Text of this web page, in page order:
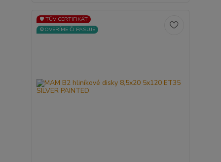
🛡️ TÜV CERTIFIKÁT
⚙️OVERÍME ČI PASUJE